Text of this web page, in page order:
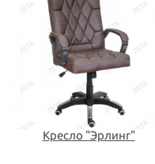
Кресло "Эрлинг"